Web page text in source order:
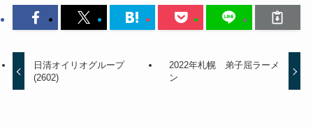
日清オイリオグループ
(2602)
2022年札幌 弟子屈ラーメ
ン